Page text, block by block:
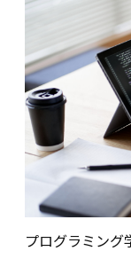
プログラミング